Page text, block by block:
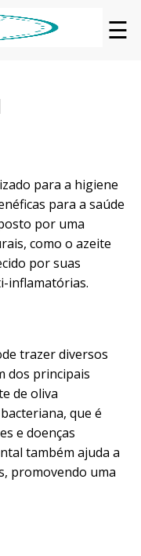
☰
para a higiene
para a saúde
por uma
como o azeite
por suas
inflamatórias.
trazer diversos
dos principais
de oliva
que é
e doenças
também ajuda a
promovendo uma